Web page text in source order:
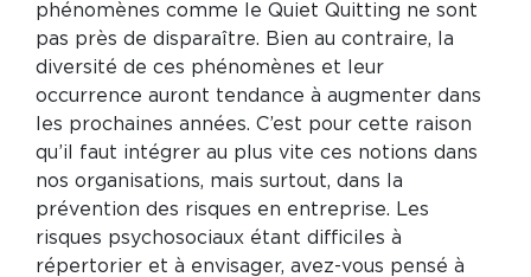
phénomènes comme le Quiet Quitting ne sont
pas près de disparaître. Bien au contraire, la
diversité de ces phénomènes et leur
occurrence auront tendance à augmenter dans
les prochaines années. C’est pour cette raison
qu’il faut intégrer au plus vite ces notions dans
nos organisations, mais surtout, dans la
prévention des risques en entreprise. Les
risques psychosociaux étant difficiles à
répertorier et à envisager, avez-vous pensé à